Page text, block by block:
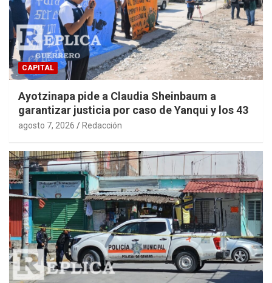
CAPITAL
Ayotzinapa pide a Claudia Sheinbaum a
garantizar justicia por caso de Yanqui y los 43
agosto 7, 2026 Redacción